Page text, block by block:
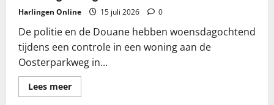
Harlingen Online 15 juli 2026 0
De politie en de Douane hebben woensdagochtend
tijdens een controle in een woning aan de
Oosterparkweg in...
Lees meerLees
meer